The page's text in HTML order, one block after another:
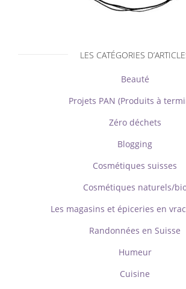
LES CATÉGORIES
Beauté
Projets PAN (Produits à
Zéro déchets
Blogging
Cosmétiques suisses
Cosmétiques naturels/
Les magasins et épiceries en
Randonnées en Suisse
Humeur
Cuisine